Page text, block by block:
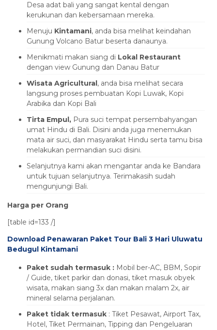
Desa adat bali yang sangat kental dengan
kerukunan dan kebersamaan mereka.
Menuju Kintamani, anda bisa melihat keindahan
Gunung Volcano Batur beserta danaunya.
Menikmati makan siang di Lokal Restaurant
dengan view Gunung dan Danau Batur
Wisata Agricultural , anda bisa melihat secara
langsung proses pembuatan Kopi Luwak, Kopi
Arabika dan Kopi Bali
Tirta Empul, Pura suci tempat persembahyangan
umat Hindu di Bali. Disini anda juga menemukan
mata air suci, dan masyarakat Hindu serta tamu bisa
melakukan permandian suci disini.
Selanjutnya kami akan mengantar anda ke Bandara
untuk tujuan selanjutnya. Terimakasih sudah
mengunjungi Bali.
Harga per Orang
[table id=133 /]
Download Penawaran Paket Tour Bali 3 Hari Uluwatu
Bedugul Kintamani
Paket sudah termasuk : Mobil ber-AC, BBM, Sopir
/ Guide, tiket parkir dan donasi, tiket masuk obyek
wisata, makan siang 3x dan makan malam 2x, air
mineral selama perjalanan.
Paket tidak termasuk : Tiket Pesawat, Airport Tax,
Hotel, Tiket Permainan, Tipping dan Pengeluaran